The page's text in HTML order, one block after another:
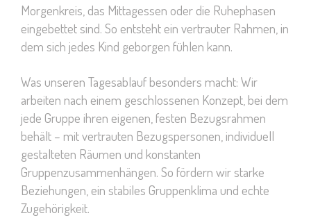
Morgenkreis, das Mittagessen oder die Ruhephasen
eingebettet sind. So entsteht ein vertrauter Rahmen, in
dem sich jedes Kind geborgen fühlen kann.
Was unseren Tagesablauf besonders macht: Wir
arbeiten nach einem geschlossenen Konzept, bei dem
jede Gruppe ihren eigenen, festen Bezugsrahmen
behält – mit vertrauten Bezugspersonen, individuell
gestalteten Räumen und konstanten
Gruppenzusammenhängen. So fördern wir starke
Beziehungen, ein stabiles Gruppenklima und echte
Zugehörigkeit.